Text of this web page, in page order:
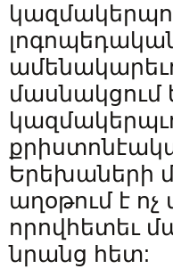
Երեխաների
աղօթում է ոչ
որովհետեւ
նրանց հետ: